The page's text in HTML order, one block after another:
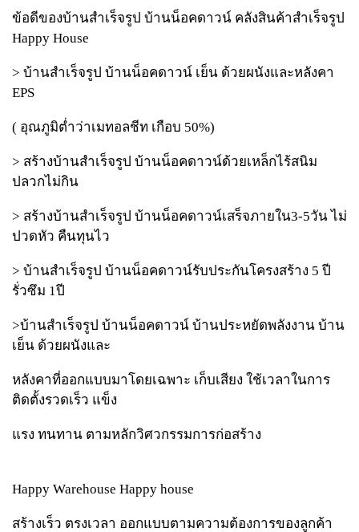
ข้อดีของบ้านสำเร็จรูป บ้านน็อคดาวน์ คลังสินค้าสำเร็จรูป
Happy House
> บ้านสำเร็จรูป บ้านน็อคดาวน์ เย็น ด้วยผนังและหลังคา
EPS
( อุณภูมิต่ำว่าเมทอลชีท เกือบ 50%)
> สร้างบ้านสำเร็จรูป บ้านน็อคดาวน์ด้วยเหล็กไร้สนิม
ปลวกไม่กิน
> สร้างบ้านสำเร็จรูป บ้านน็อคดาวน์เสร็จภายใน3-5วัน ไม่
ปวดหัว คืนทุนไว
> บ้านสำเร็จรูป บ้านน็อคดาวน์รับประกันโครงสร้าง 5 ปี
รั่วซึม 1ปี
>บ้านสำเร็จรูป บ้านน็อคดาวน์ บ้านประหยัดพลังงาน บ้าน
เย็น ด้วยผนังและ
หลังคาที่ออกแบบมาโดยเฉพาะ เก็บเสียง ใช้เวลาในการ
ติดตั้งรวดเร็ว แข็ง
แรง ทนทาน ตามหลักวิศวกรรมการก่อสร้าง
Happy Warehouse Happy house
สร้างเร็ว ตรงเวลา ออกแบบตามความต้องการของลูกค้า